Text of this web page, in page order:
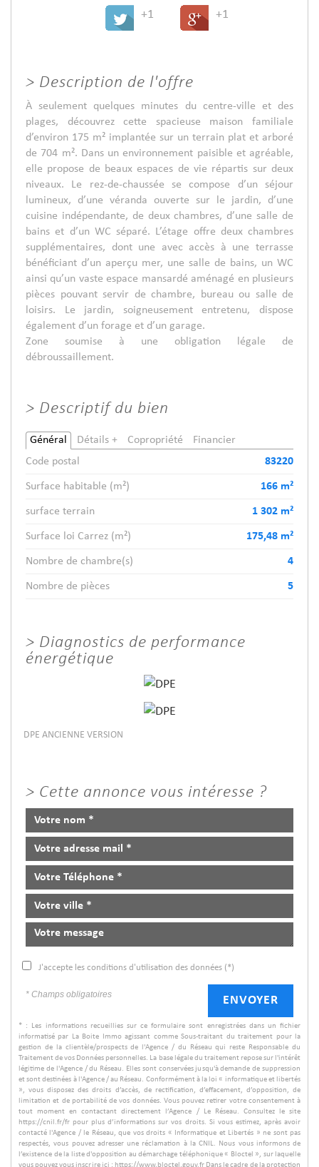
+1 +1
> Description de l'offre
À seulement quelques minutes du centre-ville et des
plages, découvrez cette spacieuse maison familiale
d’environ 175 m² implantée sur un terrain plat et arboré
de 704 m². Dans un environnement paisible et agréable,
elle propose de beaux espaces de vie répartis sur deux
niveaux. Le rez-de-chaussée se compose d’un séjour
lumineux, d’une véranda ouverte sur le jardin, d’une
cuisine indépendante, de deux chambres, d’une salle de
bains et d’un WC séparé. L’étage offre deux chambres
supplémentaires, dont une avec accès à une terrasse
bénéficiant d’un aperçu mer, une salle de bains, un WC
ainsi qu’un vaste espace mansardé aménagé en plusieurs
pièces pouvant servir de chambre, bureau ou salle de
loisirs. Le jardin, soigneusement entretenu, dispose
également d’un forage et d’un garage.
Zone soumise à une obligation légale de
débroussaillement.
> Descriptif du bien
Général Détails + Copropriété
Financier
Code postal
83220
Surface habitable (m²) 166 m²
surface terrain 1 302 m²
Surface loi Carrez (m²) 175,48 m²
Nombre de chambre(s) 4
Nombre de pièces 5
> Diagnostics de performance
énergétique
DPE ANCIENNE VERSION
> Cette annonce vous intéresse ?
J'accepte les conditions d'utilisation des données (*)
* Champs obligatoires ENVOYER
* : Les informations recueillies sur ce formulaire sont enregistrées dans un fichier
informatisé par La Boite Immo agissant comme Sous-traitant du traitement pour la
gestion de la clientèle/prospects de l'Agence / du Réseau qui reste Responsable du
Traitement de vos Données personnelles. La base légale du traitement repose sur l'intérêt
légitime de l'Agence / du Réseau. Elles sont conservées jusqu'à demande de suppression
et sont destinées à l'Agence / au Réseau. Conformément à la loi « informatique et libertés
», vous disposez des droits d’accès, de rectification, d’effacement, d’opposition, de
limitation et de portabilité de vos données. Vous pouvez retirer votre consentement à
tout moment en contactant directement l’Agence / Le Réseau. Consultez le site
https://cnil.fr/fr pour plus d’informations sur vos droits. Si vous estimez, après avoir
contacté l'Agence / le Réseau, que vos droits « Informatique et Libertés » ne sont pas
respectés, vous pouvez adresser une réclamation à la CNIL. Nous vous informons de
l’existence de la liste d'opposition au démarchage téléphonique « Bloctel », sur laquelle
vous pouvez vous inscrire ici : https://www.bloctel.gouv.fr Dans le cadre de la protection